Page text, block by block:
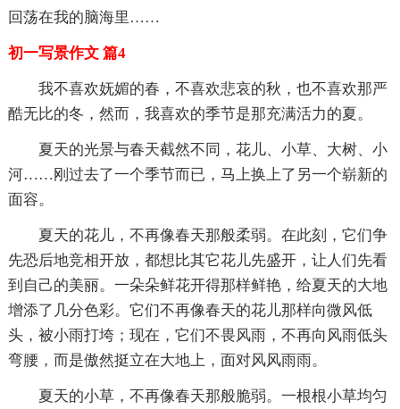
回荡在我的脑海里……
初一写景作文 篇4
我不喜欢妩媚的春，不喜欢悲哀的秋，也不喜欢那严
酷无比的冬，然而，我喜欢的季节是那充满活力的夏。
夏天的光景与春天截然不同，花儿、小草、大树、小
河……刚过去了一个季节而已，马上换上了另一个崭新的
面容。
夏天的花儿，不再像春天那般柔弱。在此刻，它们争
先恐后地竞相开放，都想比其它花儿先盛开，让人们先看
到自己的美丽。一朵朵鲜花开得那样鲜艳，给夏天的大地
增添了几分色彩。它们不再像春天的花儿那样向微风低
头，被小雨打垮；现在，它们不畏风雨，不再向风雨低头
弯腰，而是傲然挺立在大地上，面对风风雨雨。
夏天的小草，不再像春天那般脆弱。一根根小草均匀